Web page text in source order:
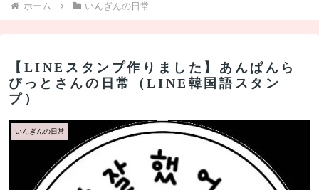
ホーム いんぎんの日常
【LINEスタンプ作りました】あんぱんら
びっとさんの日常（LINE韓国語スタン
プ）
いんぎんの日常